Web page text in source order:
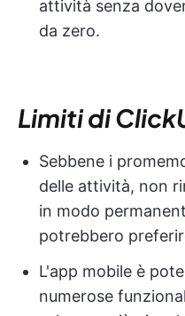
attività senza
da zero.
Limiti di
Sebbene i
delle attività, non
in modo
potrebbero
L'app mobile è
numerose